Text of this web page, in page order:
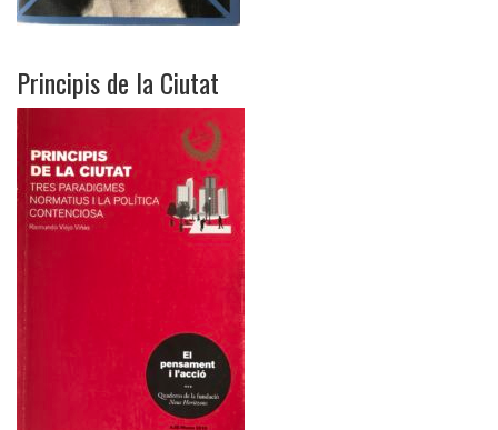
Principis de la Ciutat